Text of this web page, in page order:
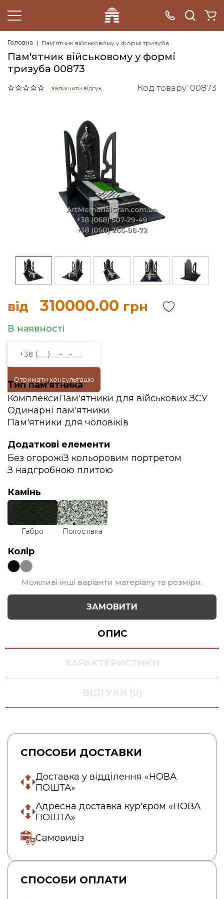
Головна Пам'ятник військовому у формі тризуба
Пам'ятник військовому у формі
тризуба 00873
залишити відгук Код товару: 00873
від 310000.00 грн
В наявності
Отримати консультацію
Тип пам'ятника
КомплексиПам'ятники для військових ЗСУ
Одинарні пам'ятники
Пам'ятники для чоловіків
Додаткові елементи
Без огорожіЗ кольоровим портретом
З надгробною плитою
Камінь
Габро Покостівка
Колір
Можливі інші варіанти матеріалу та розміри.
ЗАМОВИТИ
ОПИС
ХАРАКТЕРИСТИКИ
ВІДГУКИ (0)
СПОСОБИ ДОСТАВКИ
Доставка у відділення «НОВА
ПОШТА»
Адресна доставка кур'єром «НОВА
ПОШТА»
Самовивіз
СПОСОБИ ОПЛАТИ